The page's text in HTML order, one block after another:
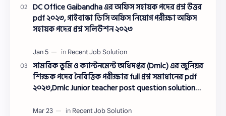
DC Office Gaibandha এর অফিস সহায়ক পদের প্রশ্ন উত্তর
pdf ২০২৩, গাইবান্ধা ডিসি অফিস নিয়োগ পরীক্ষা অফিস
সহায়ক পদের প্রশ্ন সলিউশন ২০২৩
সামরিক ভূমি ও ক্যান্টনমেন্ট অধিদপ্তর (Dmlc) এর জুনিয়র
শিক্ষক পদের নৈবিত্তিক পরীক্ষার full প্রশ্ন সমাধানের pdf
২০২৩,Dmlc Junior teacher post question solution
সমাধান ২০২৩